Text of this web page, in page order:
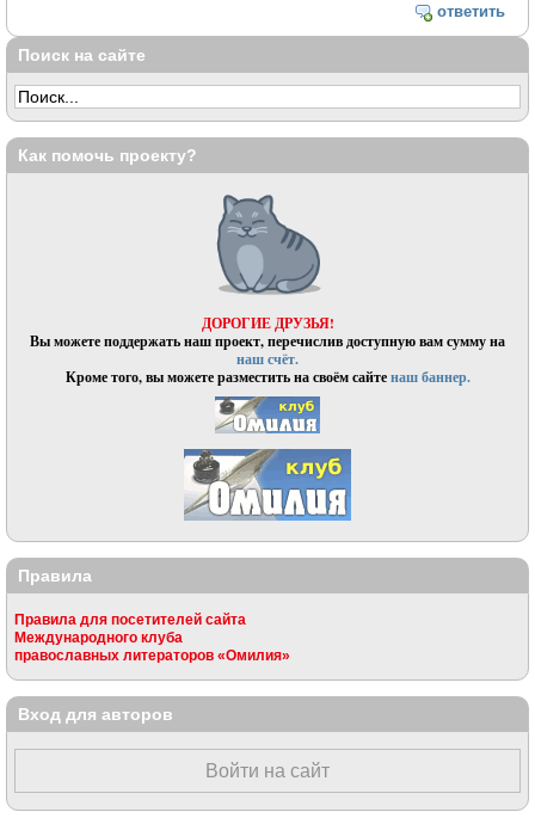
ответить
Поиск на сайте
Как помочь проекту?
ДОРОГИЕ ДРУЗЬЯ!
Вы можете поддержать наш проект, перечислив доступную вам сумму на
наш счёт.
Кроме того, вы можете разместить на своём сайтенаш баннер.
Правила
Правила для посетителей сайта
Международного клуба
православных литераторов «Омилия»
Вход для авторов
Войти на сайт